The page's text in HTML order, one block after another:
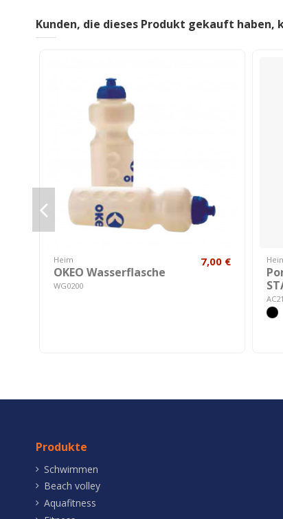
Kunden, die dieses Produkt gekauft haben,
Heim
OKEO Wasserflasche
WG0200
7,00 €
Produkte
Schwimmen
Beach volley
Aquafitness